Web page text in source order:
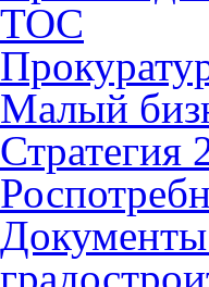
ТОС
Малый
Стратегия
Документы